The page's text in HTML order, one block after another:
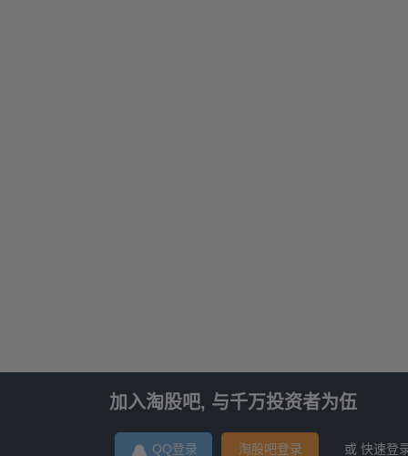
加入淘股吧, 与千万投资者为伍
QQ登录 淘股吧登录 或 快速登